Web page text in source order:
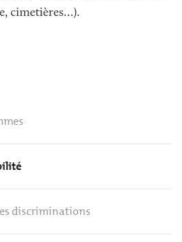
discriminations
cimetières…).